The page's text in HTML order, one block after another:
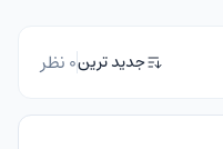
جدید ترین0 نظر